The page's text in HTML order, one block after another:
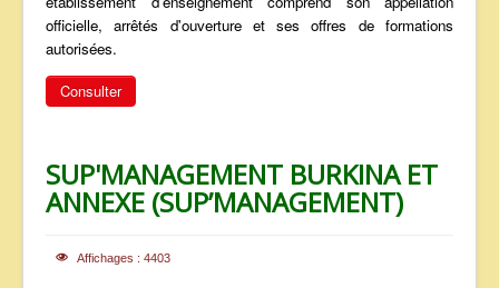
officielle, arrêtés d'ouverture et ses offres de formations
autorisées.
Consulter
SUP'MANAGEMENT BURKINA ET
ANNEXE (SUP’MANAGEMENT)
Affichages : 4403